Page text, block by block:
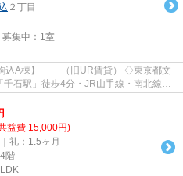
２丁目
集中： 1室
棟】 （旧UR賃貸） ◇東京都文
益費 15,000円)
礼：1.5ヶ月
階